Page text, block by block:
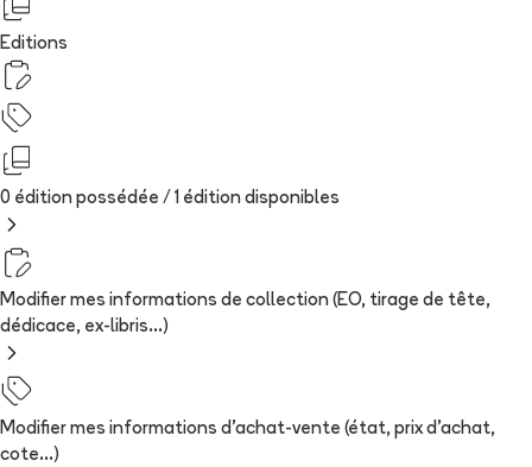
Editions
0 édition possédée / 1 édition disponibles
Modifier mes informations de collection (EO, tirage de tête,
dédicace, ex-libris...)
Modifier mes informations d'achat-vente (état, prix d'achat,
cote...)